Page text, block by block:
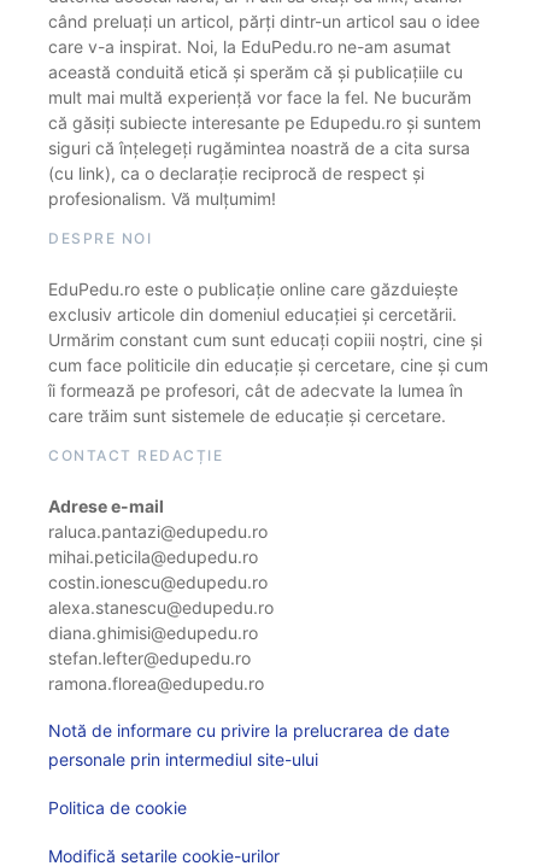
când preluați un articol, părți dintr-un articol sau o idee
care v-a inspirat. Noi, la EduPedu.ro ne-am asumat
această conduită etică și sperăm că și publicațiile cu
mult mai multă experiență vor face la fel. Ne bucurăm
că găsiți subiecte interesante pe Edupedu.ro și suntem
siguri că înțelegeți rugămintea noastră de a cita sursa
(cu link), ca o declarație reciprocă de respect și
profesionalism. Vă mulțumim!
DESPRE NOI
EduPedu.ro este o publicație online care găzduiește
exclusiv articole din domeniul educației și cercetării.
Urmărim constant cum sunt educați copiii noștri, cine și
cum face politicile din educație și cercetare, cine și cum
îi formează pe profesori, cât de adecvate la lumea în
care trăim sunt sistemele de educație și cercetare.
CONTACT REDACȚIE
Adrese e-mail
raluca.pantazi@edupedu.ro
mihai.peticila@edupedu.ro
costin.ionescu@edupedu.ro
alexa.stanescu@edupedu.ro
diana.ghimisi@edupedu.ro
stefan.lefter@edupedu.ro
ramona.florea@edupedu.ro
Notă de informare cu privire la prelucrarea de date
personale prin intermediul site-ului
Politica de cookie
Modifică setarile cookie-urilor